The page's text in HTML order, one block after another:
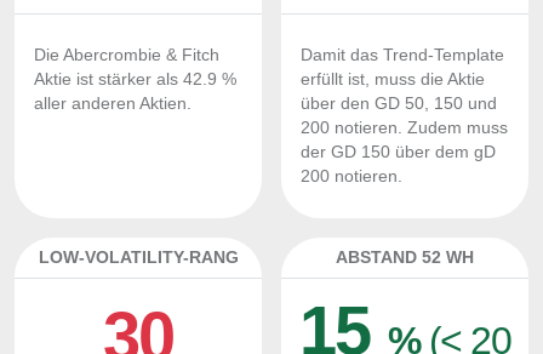
Die Abercrombie & Fitch
Aktie ist stärker als 42.9 %
aller anderen Aktien.
Damit das Trend-Template
erfüllt ist, muss die Aktie
über den GD 50, 150 und
200 notieren. Zudem muss
der GD 150 über dem gD
200 notieren.
LOW-VOLATILITY-RANG
30
ABSTAND 52 WH
15% (< 20